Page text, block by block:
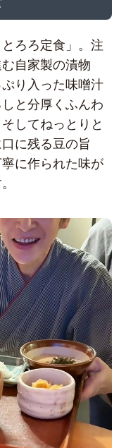
ろろ定食」。注
自家製の漬物
り入った味噌汁
と分厚くふんわ
してねっとりと
に残る豆の旨
に作られた味が